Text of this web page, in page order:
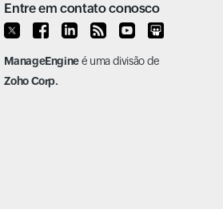
Entre em contato conosco
ManageEngineé uma divisão de
Zoho Corp.